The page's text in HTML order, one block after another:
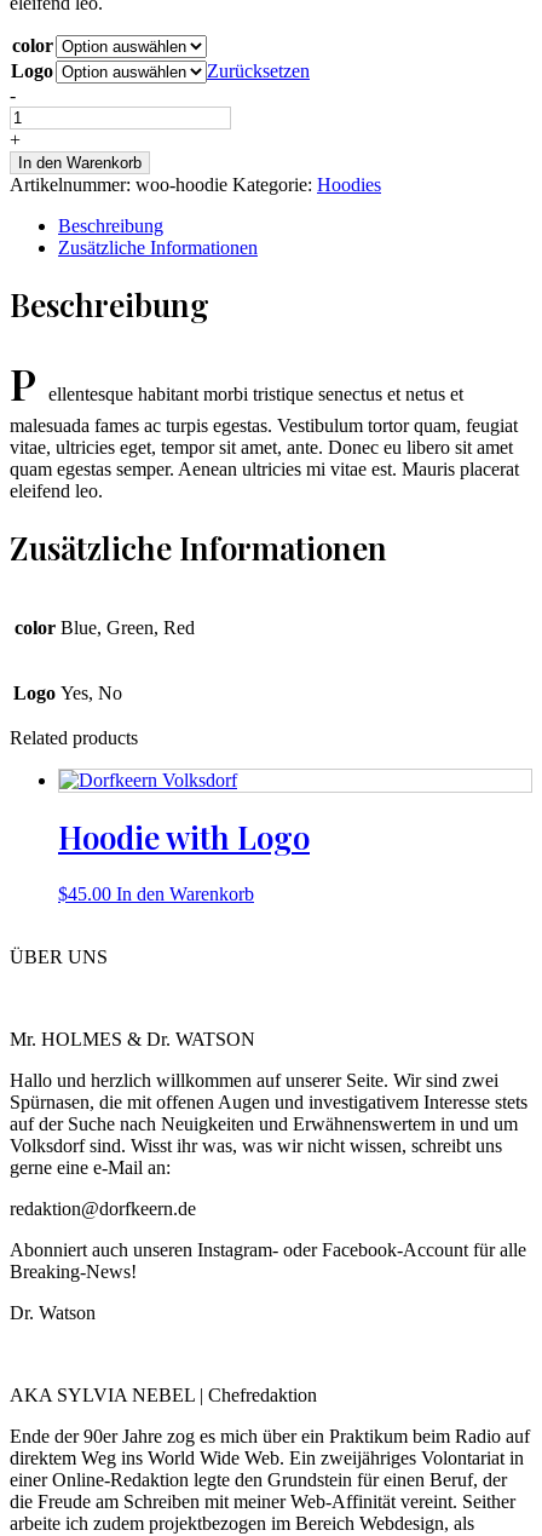
color
Logo
Zurücksetzen
-
Teenage
Hoodie
Cream
quantity
+
In den Warenkorb
Artikelnummer: woo-hoodie Kategorie: Hoodies
Beschreibung
Zusätzliche Informationen
Beschreibung
P
ellentesque habitant morbi tristique senectus et netus et
malesuada fames ac turpis egestas. Vestibulum tortor quam, feugiat
vitae, ultricies eget, tempor sit amet, ante. Donec eu libero sit amet
quam egestas semper. Aenean ultricies mi vitae est. Mauris placerat
eleifend leo.
Zusätzliche Informationen
color Blue, Green, Red
Logo Yes, No
Related products
Hoodie with Logo
$45.00 In den Warenkorb
ÜBER UNS
Mr. HOLMES & Dr. WATSON
Hallo und herzlich willkommen auf unserer Seite. Wir sind zwei
Spürnasen, die mit offenen Augen und investigativem Interesse stets
auf der Suche nach Neuigkeiten und Erwähnenswertem in und um
Volksdorf sind. Wisst ihr was, was wir nicht wissen, schreibt uns
gerne eine e-Mail an:
redaktion@dorfkeern.de
Abonniert auch unseren Instagram- oder Facebook-Account für alle
Breaking-News!
Dr. Watson
AKA SYLVIA NEBEL | Chefredaktion
Ende der 90er Jahre zog es mich über ein Praktikum beim Radio auf
direktem Weg ins World Wide Web. Ein zweijähriges Volontariat in
einer Online-Redaktion legte den Grundstein für einen Beruf, der
die Freude am Schreiben mit meiner Web-Affinität vereint. Seither
arbeite ich zudem projektbezogen im Bereich Webdesign, als